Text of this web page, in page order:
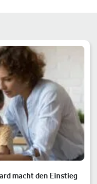
macht den Einstieg